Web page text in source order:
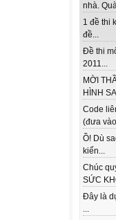
nhà.
1 đề thi
đề...
Đề thi
2011...
MỜI
HÌNH
Code
(đưa
Ồ! Dù
kiến...
Chúc
SỨC
Đây là
...